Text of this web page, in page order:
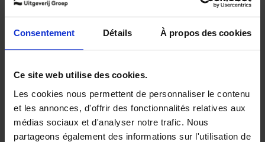
Consentement Détails À propos des cookies
Ce site web utilise des cookies.
Les cookies nous permettent de personnaliser le contenu
et les annonces, d'offrir des fonctionnalités relatives aux
médias sociaux et d'analyser notre trafic. Nous
partageons également des informations sur l'utilisation de
Building Bonds = Building
Business
Jochen Roef Jozefien De Feyter
Carolien Boom
Couverture souple
2025 200